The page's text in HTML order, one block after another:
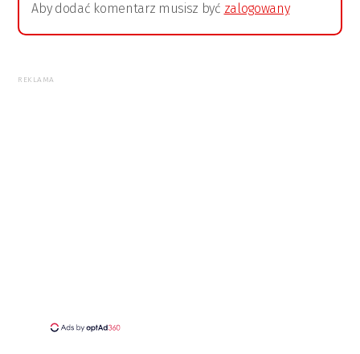
Aby dodać komentarz musisz być zalogowany
REKLAMA